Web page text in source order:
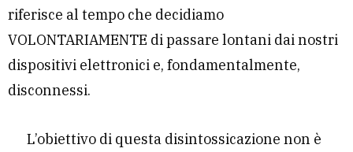
riferisce al tempo che decidiamo
VOLONTARIAMENTE di passare lontani dai nostri
dispositivi elettronici e, fondamentalmente,
disconnessi.
L’obiettivo di questa disintossicazione non è